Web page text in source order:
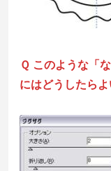
Ｑ このような「
にはどうしたら